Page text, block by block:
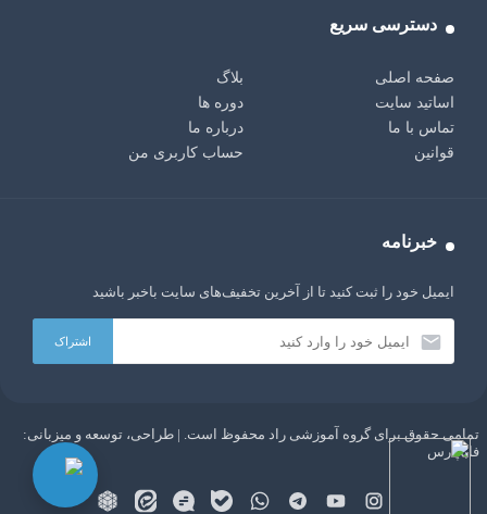
دسترسی سریع
صفحه اصلی
بلاگ
اساتید سایت
دوره ها
تماس با ما
درباره ما
قوانین
حساب کاربری من
خبرنامه
ایمیل خود را ثبت کنید تا از آخرین تخفیف‌های سایت باخبر باشید
تمامی حقوق برای گروه آموزشی راد محفوظ است. | طراحی، توسعه و میزبانی:
فاباپارس
AI:
سلام دوست من، من یک ربات چت با هوش مصنوعی GPT
هستم. هر چیزی دوست داری از من بپرس!